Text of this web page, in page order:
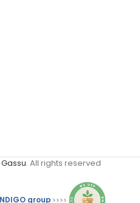
. All rights reserved
group >>>>